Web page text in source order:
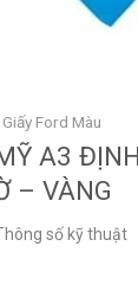
Giấy Ford Màu
A3
– VÀNG
số kỹ thuật